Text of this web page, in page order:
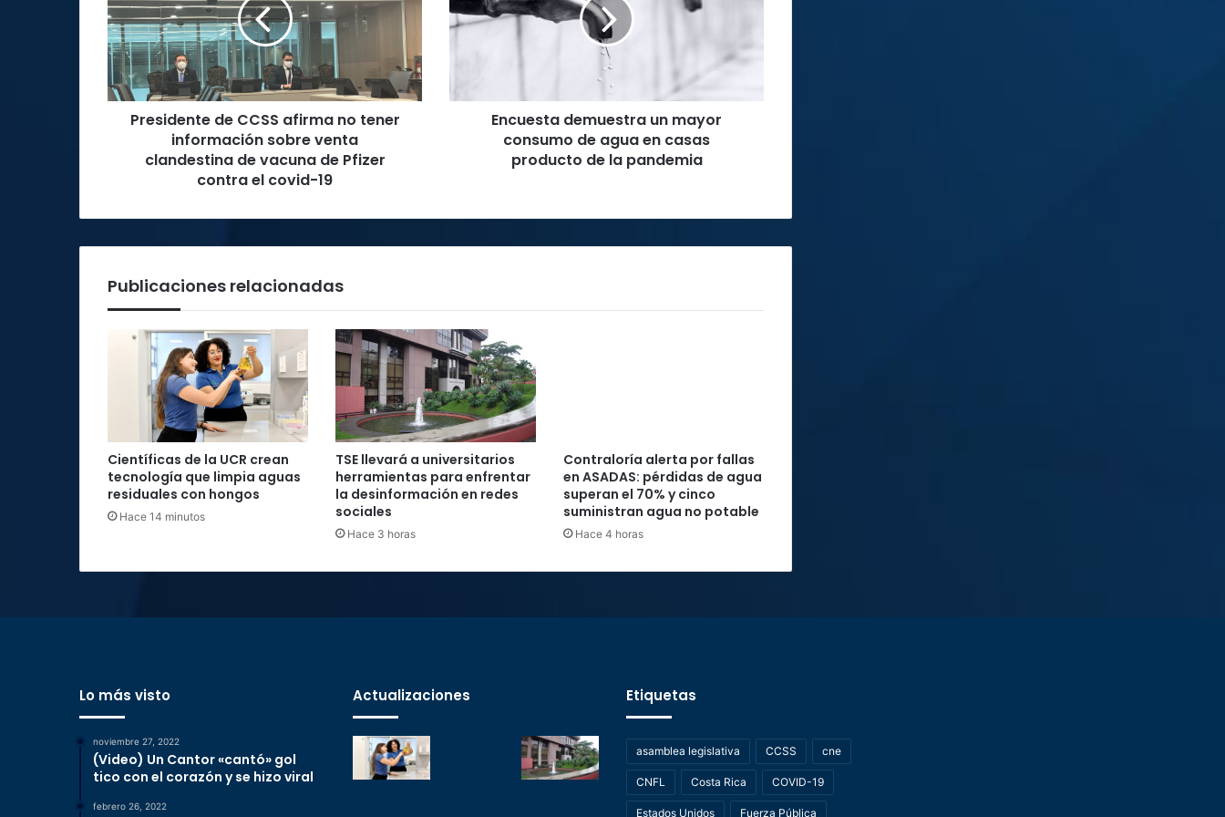
no
tener
información
sobre
venta
clandestina
vacuna
covid-
Presidente de CCSS afirma no tener
información sobre venta
clandestina de vacuna de Pfizer
contra el covid-19
consumo
casas
productoEncuesta demuestra un mayor
consumo de agua en casas
producto de la pandemia
Publicaciones relacionadas
Científicas de la UCR crean
tecnología que limpia aguas
residuales con hongos
Hace 14 minutos
TSE llevará a universitarios
herramientas para enfrentar
la desinformación en redes
sociales
Hace 3 horas
Contraloría alerta por fallas
en ASADAS: pérdidas de agua
superan el 70% y cinco
suministran agua no potable
Hace 4 horas
Lo más visto
noviembre 27, 2022
(Video) Un Cantor «cantó» gol
tico con el corazón y se hizo viral
febrero 26, 2022
Actualizaciones Etiquetas
asamblea legislativa CCSS cne
CNFL Costa Rica COVID-19
Estados Unidos Fuerza Pública